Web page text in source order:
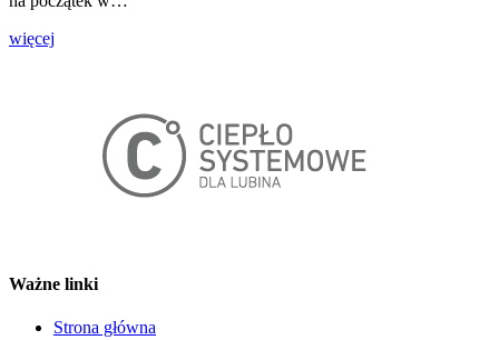
więcej
Ważne linki
Strona główna